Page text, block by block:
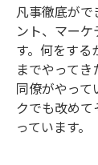
凡事徹底が
ント、マー
す。何をする
までやって
同僚がやって
クでも改め
っています。